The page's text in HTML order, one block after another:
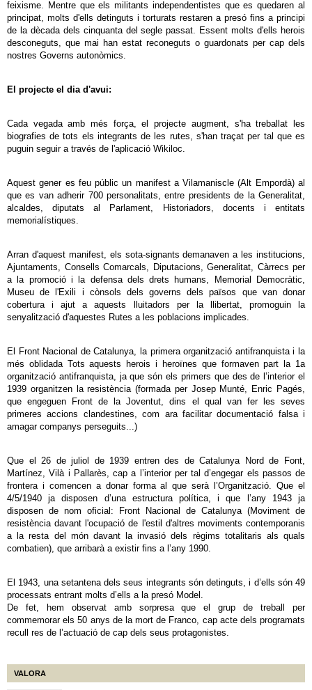
feixisme. Mentre que els militants independentistes que es quedaren al
principat, molts d'ells detinguts i torturats restaren a presó fins a principi
de la dècada dels cinquanta del segle passat. Essent molts d'ells herois
desconeguts, que mai han estat reconeguts o guardonats per cap dels
nostres Governs autonòmics.
El projecte el dia d'avui:
Cada vegada amb més força, el projecte augment, s'ha treballat les
biografies de tots els integrants de les rutes, s'han traçat per tal que es
puguin seguir a través de l'aplicació Wikiloc.
Aquest gener es feu públic un manifest a Vilamaniscle (Alt Empordà) al
que es van adherir 700 personalitats, entre presidents de la Generalitat,
alcaldes, diputats al Parlament, Historiadors, docents i entitats
memorialístiques.
Arran d'aquest manifest, els sota-signants demanaven a les institucions,
Ajuntaments, Consells Comarcals, Diputacions, Generalitat, Càrrecs per
a la promoció i la defensa dels drets humans, Memorial Democràtic,
Museu de l'Exili i cònsols dels governs dels països que van donar
cobertura i ajut a aquests lluitadors per la llibertat, promoguin la
senyalització d'aquestes Rutes a les poblacions implicades.
El Front Nacional de Catalunya, la primera organització antifranquista i la
més oblidada Tots aquests herois i heroïnes que formaven part la 1a
organització antifranquista, ja que són els primers que des de l’interior el
1939 organitzen la resistència (formada per Josep Munté, Enric Pagés,
que engeguen Front de la Joventut, dins el qual van fer les seves
primeres accions clandestines, com ara facilitar documentació falsa i
amagar companys perseguits...)
Que el 26 de juliol de 1939 entren des de Catalunya Nord de Font,
Martínez, Vilà i Pallarès, cap a l’interior per tal d’engegar els passos de
frontera i comencen a donar forma al que serà l’Organització. Que el
4/5/1940 ja disposen d’una estructura política, i que l’any 1943 ja
disposen de nom oficial: Front Nacional de Catalunya (Moviment de
resistència davant l'ocupació de l'estil d'altres moviments contemporanis
a la resta del món davant la invasió dels règims totalitaris als quals
combatien), que arribarà a existir fins a l’any 1990.
El 1943, una setantena dels seus integrants són detinguts, i d’ells són 49
processats entrant molts d’ells a la presó Model.
De fet, hem observat amb sorpresa que el grup de treball per
commemorar els 50 anys de la mort de Franco, cap acte dels programats
recull res de l’actuació de cap dels seus protagonistes.
VALORA